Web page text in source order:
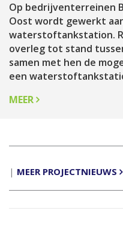
Op bedrijventerreinen
Oost wordt gewerkt
waterstoftankstation.
overleg tot stand
samen met hen de
een
MEER
| MEER PROJECTNIEUWS